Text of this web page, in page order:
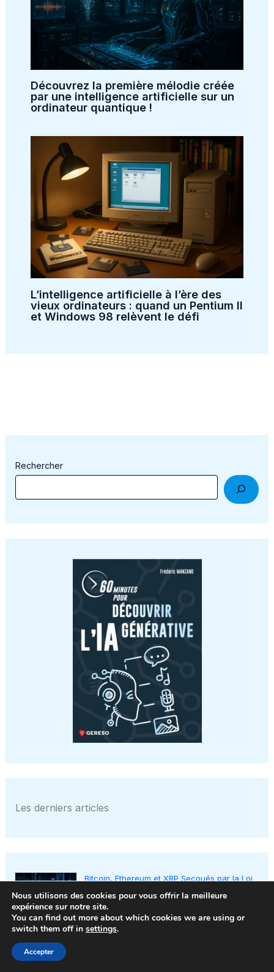
Découvrez la première mélodie créée
par une intelligence artificielle sur un
ordinateur quantique !
L’intelligence artificielle à l’ère des
vieux ordinateurs : quand un Pentium II
et Windows 98 relèvent le défi
Rechercher
Les derniers articles
Bitcoin, Ethereum et XRP Secoués par la Loi
CLARITY : 4 Modèles d’IA Prédisaient le
Vainqueur…
ChatGPT dévoile une astuce Unicode
Nous utilisons des cookies pour vous offrir la meilleure
expérience sur notre site.
You can find out more about which cookies we are using or
switch them off in settings.
Accepter